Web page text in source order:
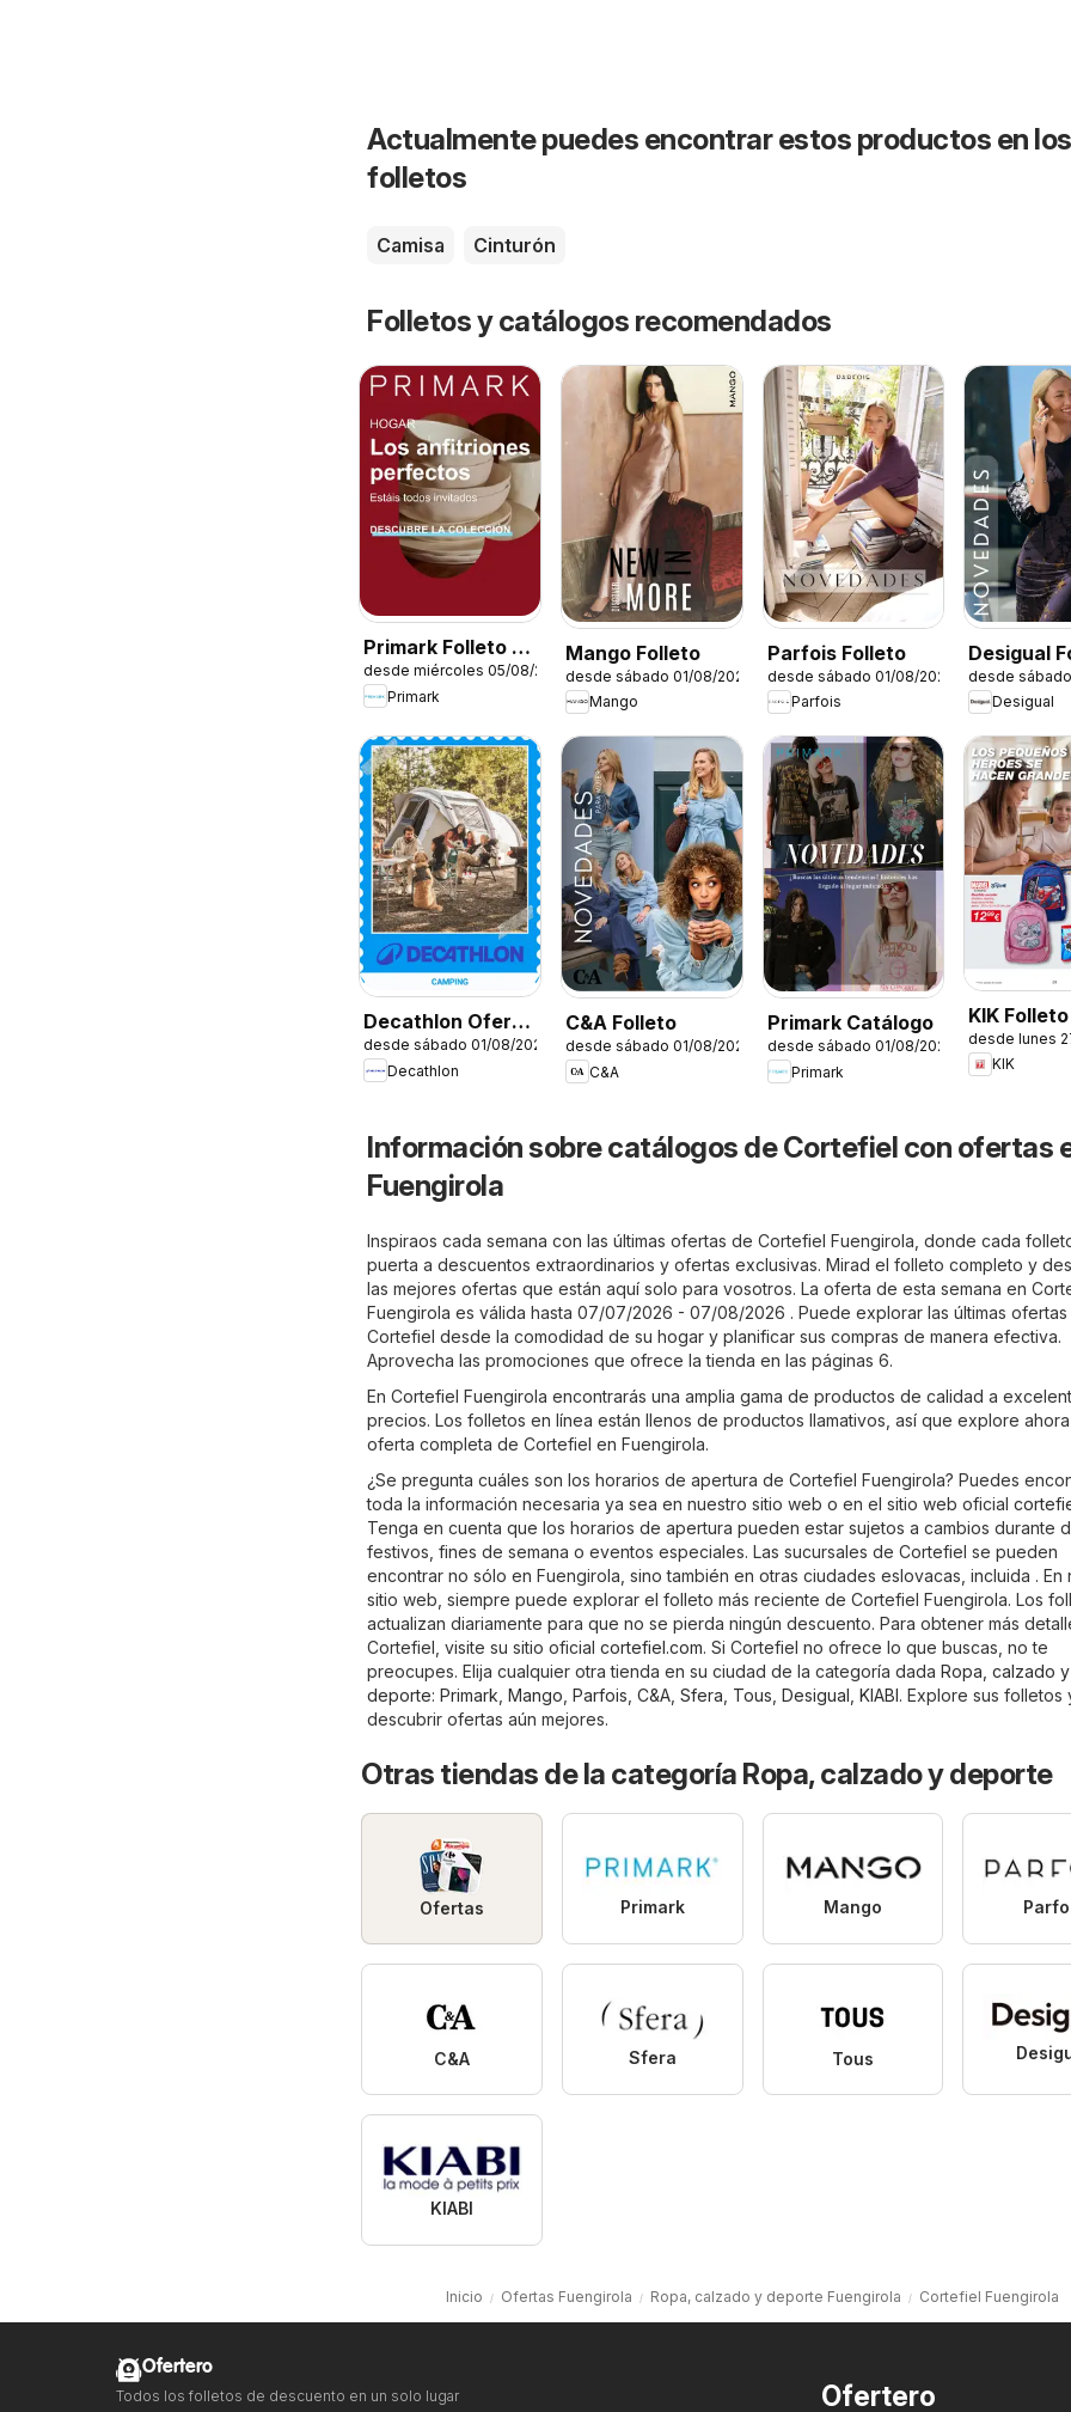
Actualmente puedes encontrar estos productos en los
folletos
Camisa Cinturón
Folletos y catálogos recomendados
Primark Folleto -
Hogar
desde miércoles 05/08/2026
Primark
Mango Folleto
desde sábado 01/08/2026
Mango
Parfois Folleto
desde sábado 01/08/2026
Parfois
Desigual
desde
Desigual
Decathlon Oferta
estacional
desde sábado 01/08/2026
Decathlon
C&A Folleto
desde sábado 01/08/2026
C&A
Primark Catálogo
desde sábado 01/08/2026
Primark
KIK Folleto
desde lunes
KIK
Información sobre catálogos de Cortefiel con ofertas
Fuengirola
Inspiraos cada semana con las últimas ofertas de Cortefiel Fuengirola, donde cada
puerta a descuentos extraordinarios y ofertas exclusivas. Mirad el folleto completo y
las mejores ofertas que están aquí solo para vosotros. La oferta de esta semana en
Fuengirola es válida hasta 07/07/2026 - 07/08/2026 . Puede explorar las últimas
Cortefiel desde la comodidad de su hogar y planificar sus compras de manera efectiva.
Aprovecha las promociones que ofrece la tienda en las páginas 6.
En Cortefiel Fuengirola encontrarás una amplia gama de productos de calidad a
precios. Los folletos en línea están llenos de productos llamativos, así que explore
oferta completa de Cortefiel en Fuengirola.
¿Se pregunta cuáles son los horarios de apertura de Cortefiel Fuengirola? Puedes
toda la información necesaria ya sea en nuestro sitio web o en el sitio web oficial
Tenga en cuenta que los horarios de apertura pueden estar sujetos a cambios durante
festivos, fines de semana o eventos especiales. Las sucursales de Cortefiel se pueden
encontrar no sólo en Fuengirola, sino también en otras ciudades eslovacas, incluida . En
sitio web, siempre puede explorar el folleto más reciente de Cortefiel Fuengirola. Los
actualizan diariamente para que no se pierda ningún descuento. Para obtener más
Cortefiel, visite su sitio oficial cortefiel.com. Si Cortefiel no ofrece lo que buscas, no te
preocupes. Elija cualquier otra tienda en su ciudad de la categoría dada Ropa, calzado y
deporte: Primark Mango Parfois C&A Sfera Tous Desigual KIABI. Explore sus folletos
descubrir ofertas aún mejores.
Otras tiendas de la categoría Ropa, calzado y deporte
Ofertas Primark Mango
C&A Sfera Tous
KIABI
Inicio Ofertas Fuengirola Ropa, calzado y deporte Fuengirola Cortefiel Fuengirola
Ofertero
Ofertero
Todos los folletos de descuento en un solo lugar